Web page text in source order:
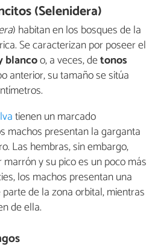
(Selenidera)
) habitan en los bosques de la
Se caracterizan por poseer el
blancoo, a veces, detonos
anterior, su tamaño se sitúa
tienen un marcado
machos presentan la garganta
Las hembras, sin embargo,
y su pico es un poco más
los machos presentan una
de la zona orbital, mientras
de ella.